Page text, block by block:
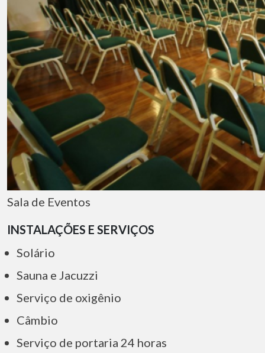
Sala de Eventos
INSTALAÇÕES E SERVIÇOS
Solário
Sauna e Jacuzzi
Serviço de oxigênio
Câmbio
Serviço de portaria 24 horas